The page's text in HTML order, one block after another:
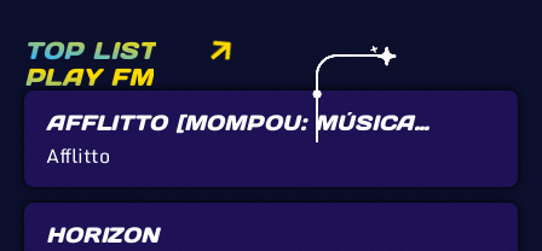
TOP LIST
PLAY FM
AFFLITTO [MOMPOU: MÚSICA
CALLADA]
Afflitto
HORIZON